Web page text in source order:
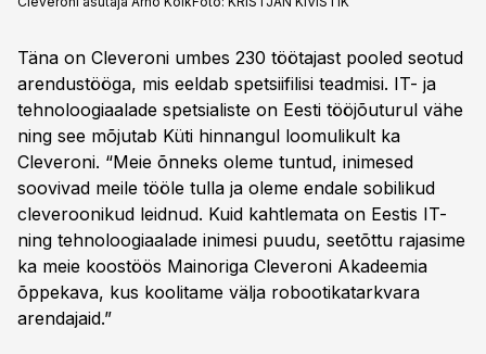
Täna on Cleveroni umbes 230 töötajast pooled seotud
arendustööga, mis eeldab spetsiifilisi teadmisi. IT- ja
tehnoloogiaalade spetsialiste on Eesti tööjõuturul vähe
ning see mõjutab Küti hinnangul loomulikult ka
Cleveroni. “Meie õnneks oleme tuntud, inimesed
soovivad meile tööle tulla ja oleme endale sobilikud
cleveroonikud leidnud. Kuid kahtlemata on Eestis IT-
ning tehnoloogiaalade inimesi puudu, seetõttu rajasime
ka meie koostöös Mainoriga Cleveroni Akadeemia
õppekava, kus koolitame välja robootikatarkvara
arendajaid.”